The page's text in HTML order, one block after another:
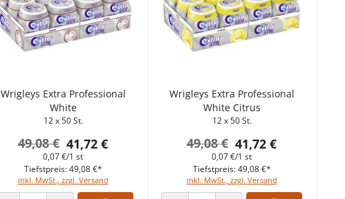
Wrigleys Extra Professional
White
12 x 50 St.
41,72 €
49,08 €
0,07 €/1 st
inkl. MwSt., zzgl. Versand
Tiefstpreis: 49,08 €*
Wrigleys Extra Professional
White Citrus
12 x 50 St.
41,72 €
49,08 €
0,07 €/1 st
inkl. MwSt., zzgl. Versand
Tiefstpreis: 49,08 €*